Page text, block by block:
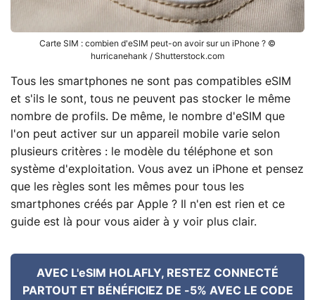
Carte SIM : combien d'eSIM peut-on avoir sur un iPhone ? ©
hurricanehank / Shutterstock.com
Tous les smartphones ne sont pas compatibles eSIM
et s'ils le sont, tous ne peuvent pas stocker le même
nombre de profils. De même, le nombre d'eSIM que
l'on peut activer sur un appareil mobile varie selon
plusieurs critères : le modèle du téléphone et son
système d'exploitation. Vous avez un iPhone et pensez
que les règles sont les mêmes pour tous les
smartphones créés par Apple ? Il n'en est rien et ce
guide est là pour vous aider à y voir plus clair.
AVEC L'eSIM HOLAFLY, RESTEZ CONNECTÉ
PARTOUT ET BÉNÉFICIEZ DE -5% AVEC LE CODE